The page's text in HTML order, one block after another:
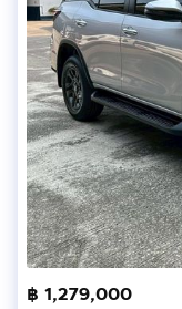
฿ 1,279,000